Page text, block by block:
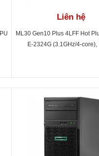
Liên hệ
ML30 Gen10 Plus 4LFF Hot
E-2324G (3.1GHz/4-core),